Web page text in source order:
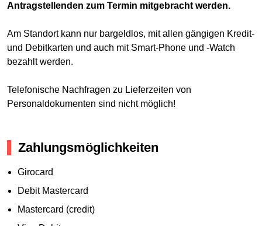
Antragstellenden zum Termin mitgebracht werden.
Am Standort kann nur bargeldlos, mit allen gängigen Kredit-
und Debitkarten und auch mit Smart-Phone und -Watch
bezahlt werden.
Telefonische Nachfragen zu Lieferzeiten von
Personaldokumenten sind nicht möglich!
Zahlungsmöglichkeiten
Girocard
Debit Mastercard
Mastercard (credit)